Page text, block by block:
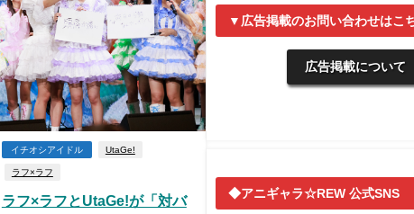
イチオシアイドル UtaGe!
ラフ×ラフ
ラフ×ラフとUtaGe!が「対バ
▼広告掲載のお問い合わせはこ
広告掲載について
◆アニギャラ☆REW 公式SNS